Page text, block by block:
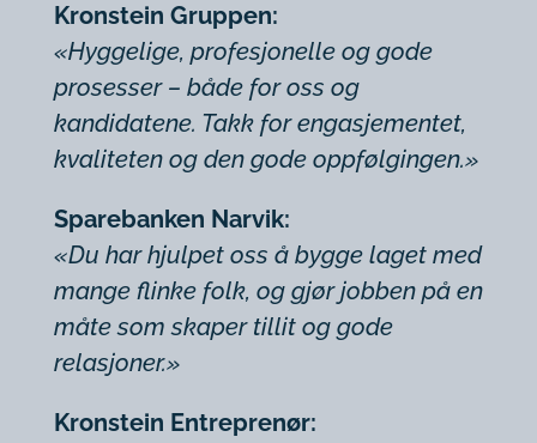
Kronstein Gruppen:
«Hyggelige, profesjonelle og gode
prosesser – både for oss og
kandidatene. Takk for engasjementet,
kvaliteten og den gode oppfølgingen.»
Sparebanken Narvik:
«Du har hjulpet oss å bygge laget med
mange flinke folk, og gjør jobben på en
måte som skaper tillit og gode
relasjoner.»
Kronstein Entreprenør: